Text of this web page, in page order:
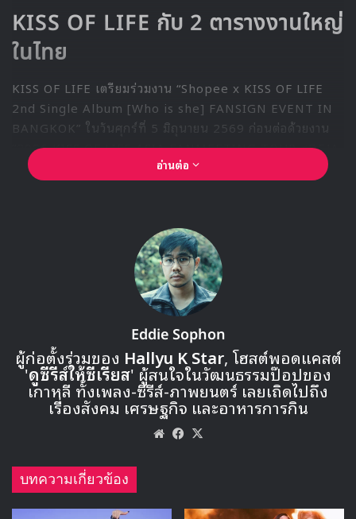
KISS OF LIFE กับ 2 ตารางงานใหญ่
ในไทย
KISS OF LIFE เตรียมร่วมงาน “Shopee x KISS OF LIFE
2nd Single Album [Who is she] FANSIGN EVENT IN
BANGKOK” ในวันศุกร์ที่ 5 มิถุนายน 2569 ก่อนต่อด้วยงาน
“2026 KISS OF LIFE ASIA FANMEETING TOUR <DEJA
VU> IN BANGKOK” ในวันเสาร์ที่ 6 มิถุนายน 2569 เวลา
18:00 น. ณ บีซีซี ฮอลล์ ชั้น 5 เซ็นทรัล พลาซ่า ลาดพร้าว
🎙GYUBIN ปลื้มเมืองไทยขนาดไหน? ถึงกลับมาถ่าย
MV เพลงใหม่ LIKE U 100 ที่กรุงเทพ
▶ คลิกดูสัมภาษณ์พิเศษ
อ่านต่อ
Eddie Sophon
ผู้ก่อตั้งร่วมของ Hallyu K Star, โฮสต์พอดแคสต์
'ดูซีรีส์ให้ซีเรียส' ผู้สนใจในวัฒนธรรมป๊อปของ
เกาหลี ทั้งเพลง-ซีรีส์-ภาพยนตร์ เลยเถิดไปถึง
เรื่องสังคม เศรษฐกิจ และอาหารการกิน
WebsiteFacebook
บทความเกี่ยวข้อง